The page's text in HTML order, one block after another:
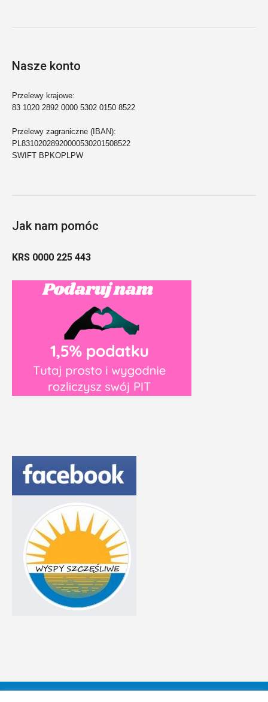
Nasze konto
Przelewy krajowe:
83 1020 2892 0000 5302 0150 8522
Przelewy zagraniczne (IBAN):
PL83102028920000530201508522
SWIFT BPKOPLPW
Jak nam pomóc
KRS 0000 225 443